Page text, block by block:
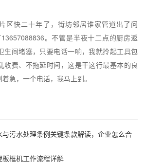
区快二十年了，街坊邻居谁家管道出了问
。不管是半夜十二点的厨房返
生间堵塞，只要电话一响，我就拎起工具包
收费、不拖延时间，这是干这行最基本的良
急，一个电话，我马上到。
与污水处理条例关键条款解读，企业怎么合
板框机工作流程详解